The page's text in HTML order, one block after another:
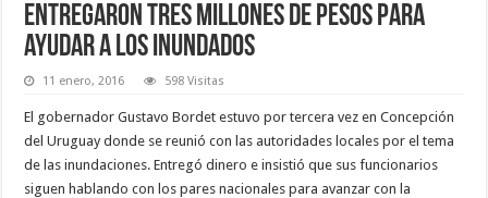
Entregaron tres millones de pesos para
ayudar a los inundados
11 enero, 2016 598 Visitas
El gobernador Gustavo Bordet estuvo por tercera vez en Concepción
del Uruguay donde se reunió con las autoridades locales por el tema
de las inundaciones. Entregó dinero e insistió que sus funcionarios
siguen hablando con los pares nacionales para avanzar con la